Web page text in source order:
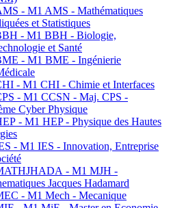
- M1 AMS - Mathématiques
et Statistiques
- M1 BBH - Biologie,
et Santé
- M1 BME - Ingénierie
- M1 CHI - Chimie et Interfaces
- M1 CCSN - Maj. CPS -
Cyber Physique
- M1 HEP - Physique des Hautes
- M1 IES - Innovation, Entreprise
- M1 MJH -
Jacques Hadamard
- M1 Mech - Mecanique